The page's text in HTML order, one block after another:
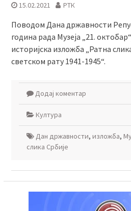
15.02.2021 РТК
Поводом Дана државности
година рада Музеја „21.
историјска изложба „Ратна
светском рату 1941-1945“.
Додај коментар
Култура
Дан државности, изложба,
слика Србије